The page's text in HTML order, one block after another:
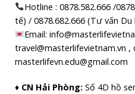
Hotline : 0878.582.666 /
tế) / 0878.682.666 (Tư vấn Du
Email:
travel@masterlifevietnam.vn ,
masterlifevn.edu@gmail.com
♦ CN Hải Phòng: Số 4D hồ